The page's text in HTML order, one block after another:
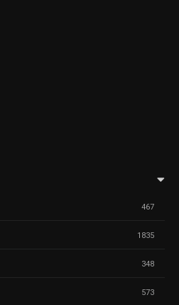
467
1835
348
573